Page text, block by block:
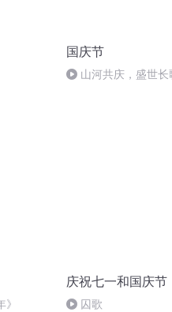
国庆节
山河共庆，盛世长
庆祝七一和国庆节
囚歌